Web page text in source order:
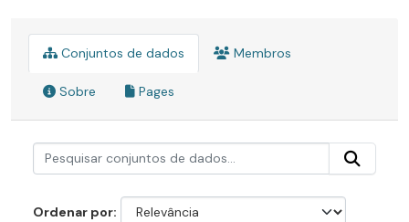
Conjuntos de dados Membros
Sobre Pages
Ordenar por